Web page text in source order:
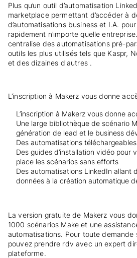
Plus qu’un outil d’automatisation
marketplace permettant d’accéder à
d’automatisations business et I.A.
rapidement n’importe quelle
centralise des automatisations pré-
outils les plus utilisés tels que Kaspr,
et des dizaines d'autres .
L’inscription à Makerz vous donne
L’inscription à Makerz vous donne
Une large bibliothèque de scénario
génération de lead et le business
Des automatisations téléchargeables
Des guides d’installation vidéo pour
place les scénarios sans efforts
Des automatisations LinkedIn allant
données à la création automatique
La version gratuite de Makerz vous
1000 scénarios Make et une
automatisations. Pour toute demande
pouvez prendre rdv avec un expert
plateforme.